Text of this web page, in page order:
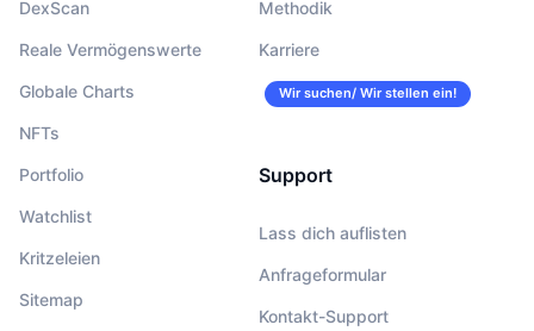
DexScan
Reale Vermögenswerte
Globale Charts
NFTs
Portfolio
Watchlist
Kritzeleien
Sitemap
Methodik
Karriere
Wir suchen/ Wir stellen ein!
Support
Lass dich auflisten
Anfrageformular
Kontakt-Support